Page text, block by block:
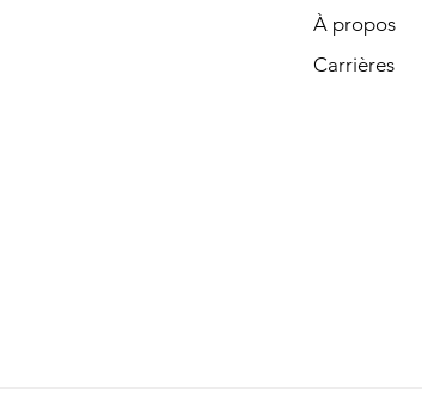
À propos
Carrières